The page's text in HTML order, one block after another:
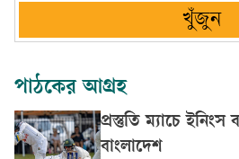
খুঁজুন
পাঠকের আগ্রহ
প্রস্তুতি ম্যাচে ইনিংস
বাংলাদেশ